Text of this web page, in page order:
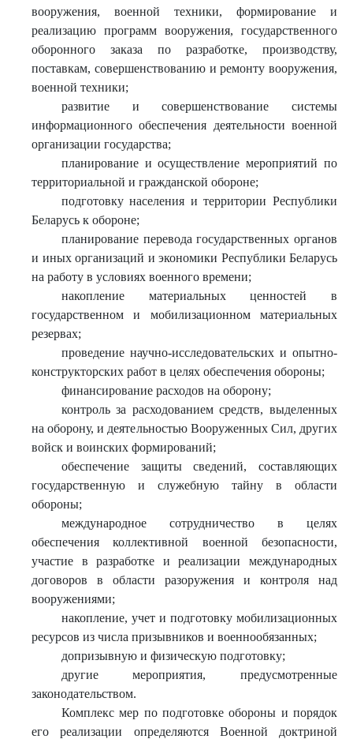
вооружения, военной техники, формирование и
реализацию программ вооружения, государственного
оборонного заказа по разработке, производству,
поставкам, совершенствованию и ремонту вооружения,
военной техники;
развитие и совершенствование системы
информационного обеспечения деятельности военной
организации государства;
планирование и осуществление мероприятий по
территориальной и гражданской обороне;
подготовку населения и территории Республики
Беларусь к обороне;
планирование перевода государственных органов
и иных организаций и экономики Республики Беларусь
на работу в условиях военного времени;
накопление материальных ценностей в
государственном и мобилизационном материальных
резервах;
проведение научно-исследовательских и опытно-
конструкторских работ в целях обеспечения обороны;
финансирование расходов на оборону;
контроль за расходованием средств, выделенных
на оборону, и деятельностью Вооруженных Сил, других
войск и воинских формирований;
обеспечение защиты сведений, составляющих
государственную и служебную тайну в области
обороны;
международное сотрудничество в целях
обеспечения коллективной военной безопасности,
участие в разработке и реализации международных
договоров в области разоружения и контроля над
вооружениями;
накопление, учет и подготовку мобилизационных
ресурсов из числа призывников и военнообязанных;
допризывную и физическую подготовку;
другие мероприятия, предусмотренные
законодательством.
Комплекс мер по подготовке обороны и порядок
его реализации определяются Военной доктриной